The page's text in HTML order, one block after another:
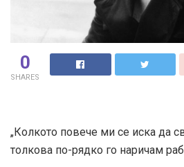
0
SHARES
„Колкото повече ми се иска да
толкова по-рядко го наричам